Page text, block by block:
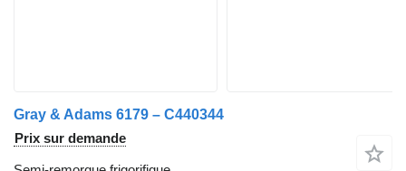
Gray & Adams 6179 – C440344
Prix sur demande